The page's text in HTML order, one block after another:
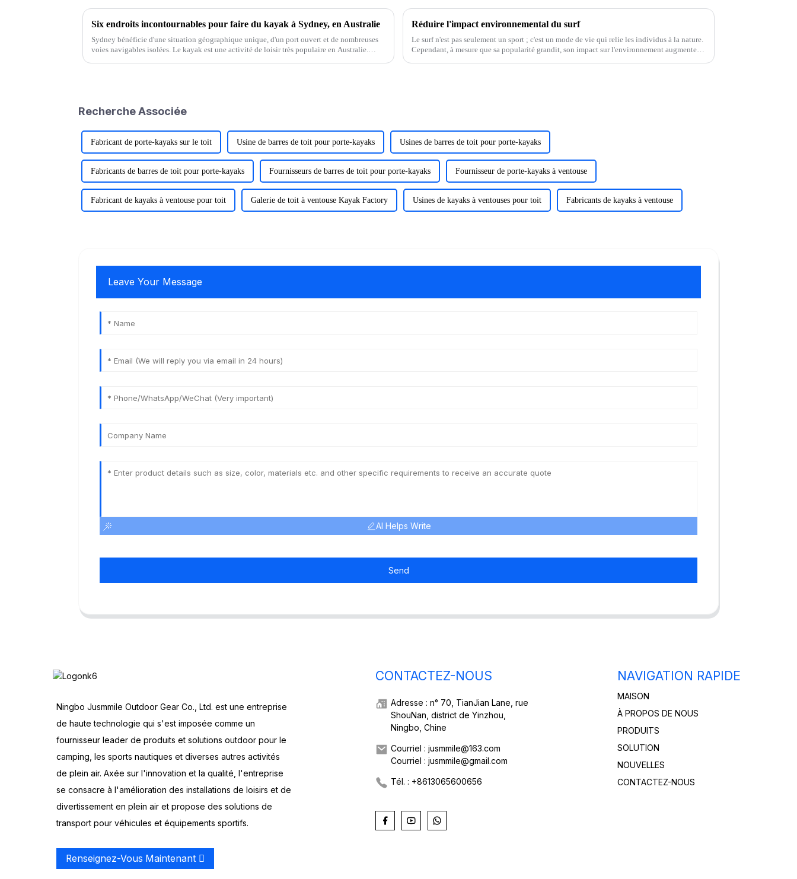
Six endroits incontournables pour faire du kayak à Sydney, en Australie
Sydney bénéficie d'une situation géographique unique, d'un port ouvert et de nombreuses
voies navigables isolées. Le kayak est une activité de loisir très populaire en Australie.
Réduire l'impact environnemental du surf
Le surf n'est pas seulement un sport ; c'est un mode de vie qui relie les individus à la nature.
Cependant, à mesure que sa popularité grandit, son impact sur l'environnement augmente
Recherche Associée
Fabricant de porte-kayaks sur le toit Usine de barres de toit pour porte-kayaks Usines de barres de toit pour porte-kayaks
Fabricants de barres de toit pour porte-kayaks Fournisseurs de barres de toit pour porte-kayaks Fournisseur de porte-kayaks à ventouse
Fabricant de kayaks à ventouse pour toit Galerie de toit à ventouse Kayak Factory Usines de kayaks à ventouses pour toit Fabricants de kayaks à ventouse
Leave Your Message
AI Helps Write
Send
Ningbo Jusmmile Outdoor Gear Co., Ltd. est une entreprise
de haute technologie qui s'est imposée comme un
fournisseur leader de produits et solutions outdoor pour le
camping, les sports nautiques et diverses autres activités
de plein air. Axée sur l'innovation et la qualité, l'entreprise
se consacre à l'amélioration des installations de loisirs et de
divertissement en plein air et propose des solutions de
transport pour véhicules et équipements sportifs.
Renseignez-Vous Maintenant
CONTACTEZ-NOUS
Adresse : n° 70, TianJian Lane, rue
ShouNan, district de Yinzhou,
Ningbo, Chine
Courriel : jusmmile@163.com
Courriel : jusmmile@gmail.com
Tél. : +8613065600656
NAVIGATION RAPIDE
MAISON
À PROPOS DE NOUS
PRODUITS
SOLUTION
NOUVELLES
CONTACTEZ-NOUS